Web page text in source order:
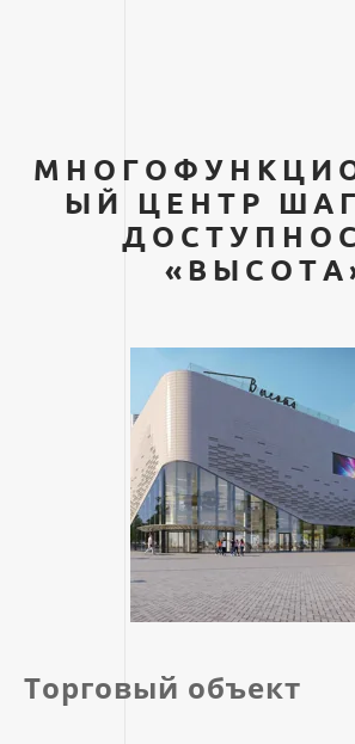
ЫЙ ЦЕНТР
Торговый объект